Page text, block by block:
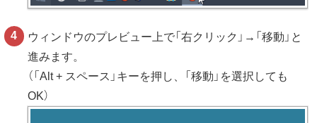
ウィンドウのプレビュー上で「右クリック」→「移動」と
進みます。
（「Alt + スペース」キーを押し、「移動」を選択しても
OK）